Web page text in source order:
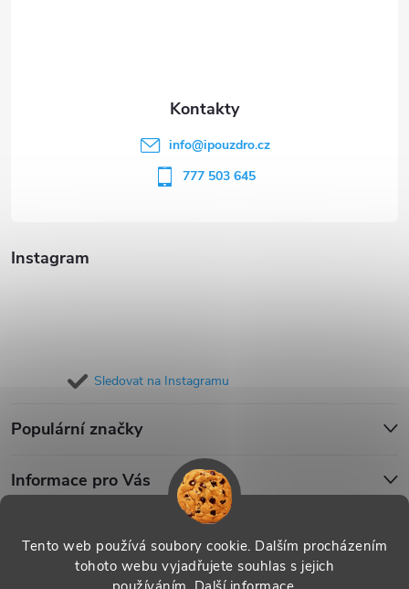
Tento web používá soubory cookie. Dalším procházením
tohoto webu vyjadřujete souhlas s jejich
Instagram
Sledovat na Instagramu
Populární značky
Informace pro Vás
info@ipouzdro.cz
777 503 645